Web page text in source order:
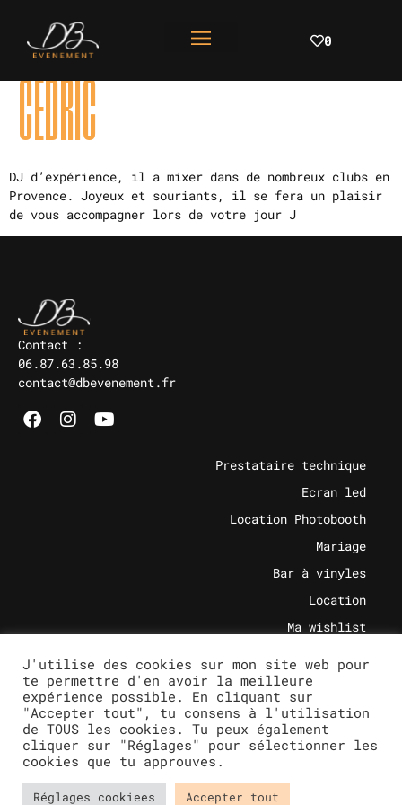
0
CÉDRIC
DJ d’expérience, il a mixer dans de nombreux clubs en
Provence. Joyeux et souriants, il se fera un plaisir
de vous accompagner lors de votre jour J
Contact :
06.87.63.85.98
contact@dbevenement.fr
Prestataire technique
Ecran led
Location Photobooth
Mariage
Bar à vinyles
Location
Ma wishlist
© 2023 DB Evenement, tous droits réservés.
J'utilise des cookies sur mon site web pour
te permettre d'en avoir la meilleure
expérience possible. En cliquant sur
"Accepter tout", tu consens à l'utilisation
de TOUS les cookies. Tu peux également
cliquer sur "Réglages" pour sélectionner les
cookies que tu approuves.
Réglages cookiees Accepter tout